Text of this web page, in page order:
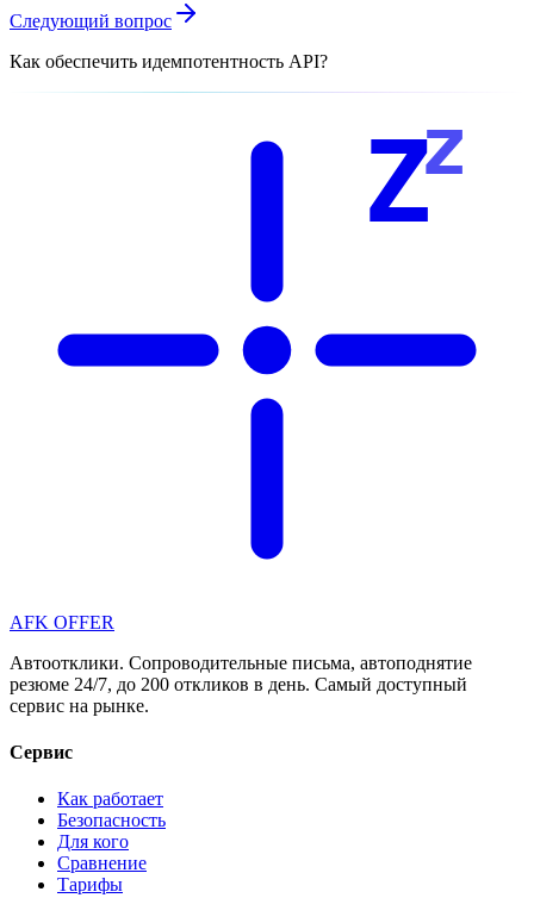
Следующий вопрос
Как обеспечить идемпотентность API?
Zz
AFK OFFER
Автоотклики. Сопроводительные письма, автоподнятие
резюме 24/7, до 200 откликов в день. Самый доступный
сервис на рынке.
Сервис
Как работает
Безопасность
Для кого
Сравнение
Тарифы